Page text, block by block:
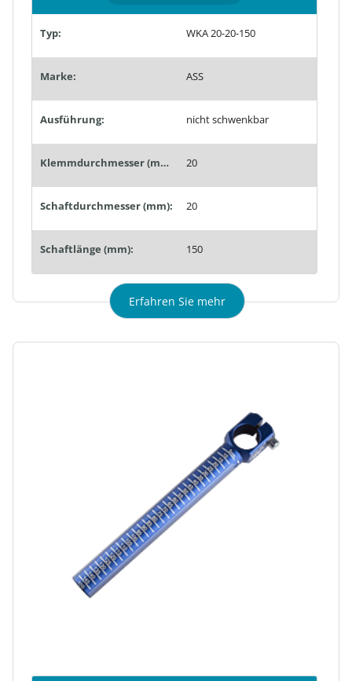
Typ: WKA 20-20-150
Marke: ASS
Ausführung: nicht schwenkbar
Klemmdurchmesser (mm): 20
Schaftdurchmesser (mm): 20
Schaftlänge (mm): 150
Erfahren Sie mehr